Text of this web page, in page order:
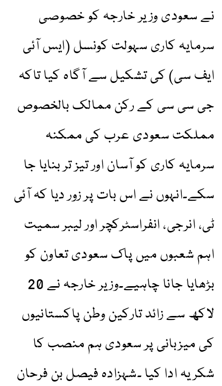
نے سعودی وزیر خارجہ کو خصوصی
سرمایہ کاری سہولت کونسل (ایس آئی
ایف سی) کی تشکیل سے آگاہ کیا تاکہ
جی سی سی کے رکن ممالک بالخصوص
مملکت سعودی عرب کی ممکنہ
سرمایہ کاری کو آسان اور تیز تر بنایا جا
سکے۔انہوں نے اس بات پر زور دیا کہ آئی
ٹی، انرجی، انفراسٹرکچر اور لیبر سمیت
اہم شعبوں میں پاک سعودی تعاون کو
بڑھایا جانا چاہیے۔وزیر خارجہ نے 20
لاکھ سے زائد تارکین وطن پاکستانیوں
کی میزبانی پر سعودی ہم منصب کا
شکریہ ادا کیا ۔شہزادہ فیصل بن فرحان